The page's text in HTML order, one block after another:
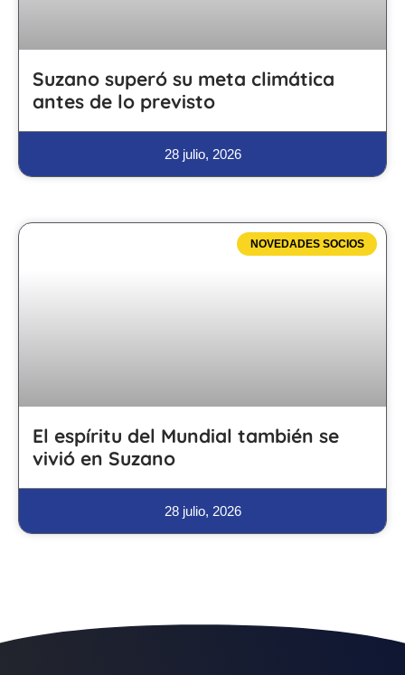
Suzano superó su meta climática
antes de lo previsto
28 julio, 2026
NOVEDADES SOCIOS
El espíritu del Mundial también se
vivió en Suzano
28 julio, 2026